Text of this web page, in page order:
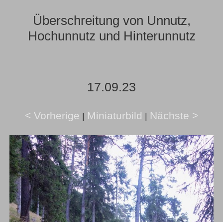
Überschreitung von Unnutz,
Hochunnutz und Hinterunnutz
17.09.23
< Vorherige | Miniaturbild | Nächste >